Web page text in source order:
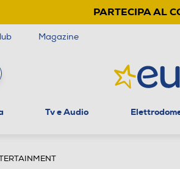
PARTECIPA AL
Magazine
Tv e Audio